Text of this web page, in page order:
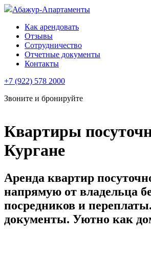
Абажур-Апартаменты
Как арендовать
Отзывы
Сотрудничество
Отчетные документы
Контакты
+7 (922) 578 2000
Звоните и бронируйте
Квартиры
Кургане
Аренда квартир
напрямую от владельца
посредников и
документы. Уютно как